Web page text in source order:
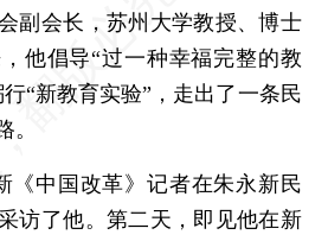
副会长，苏州大学教授、博士
他倡导“过一种幸福完整的教
“新教育实验”，走出了一条民
。
中国改革》记者在朱永新民
访了他。第二天，即见他在新